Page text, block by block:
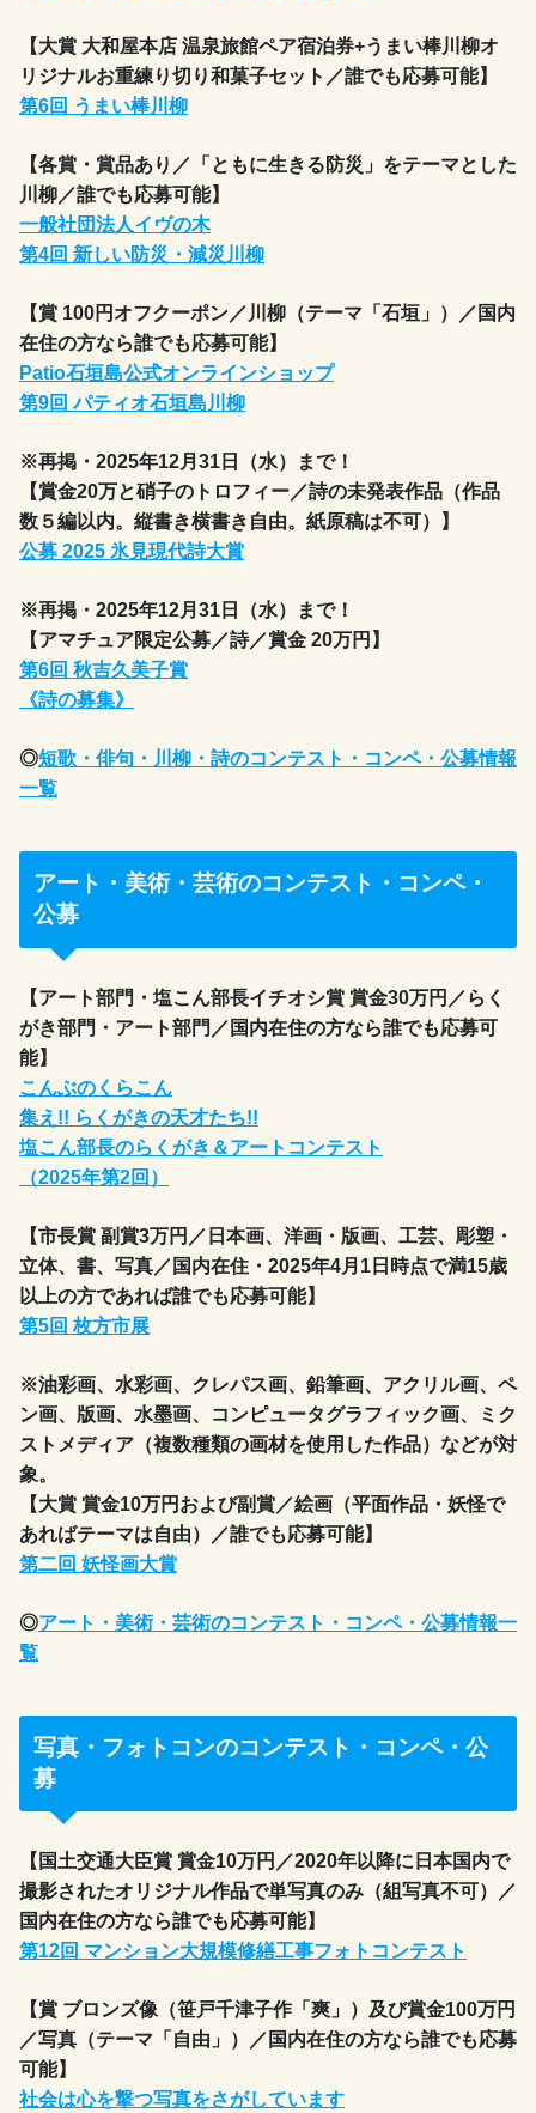
【大賞 大和屋本店 温泉旅館ペア宿泊券+うまい棒川柳オ
リジナルお重練り切り和菓子セット／誰でも応募可能】
第6回 うまい棒川柳
【各賞・賞品あり／「ともに生きる防災」をテーマとした
川柳／誰でも応募可能】
一般社団法人イヴの木
第4回 新しい防災・減災川柳
【賞 100円オフクーポン／川柳（テーマ「石垣」）／国内
在住の方なら誰でも応募可能】
Patio石垣島公式オンラインショップ
第9回 パティオ石垣島川柳
※再掲・2025年12月31日（水）まで！
【賞金20万と硝子のトロフィー／詩の未発表作品（作品
数５編以内。縦書き横書き自由。紙原稿は不可）】
公募 2025 氷見現代詩大賞
※再掲・2025年12月31日（水）まで！
【アマチュア限定公募／詩／賞金 20万円】
第6回 秋吉久美子賞
《詩の募集》
◎短歌・俳句・川柳・詩のコンテスト・コンペ・公募情報
一覧
アート・美術・芸術のコンテスト・コンペ・
公募
【アート部門・塩こん部長イチオシ賞 賞金30万円／らく
がき部門・アート部門／国内在住の方なら誰でも応募可
能】
こんぶのくらこん
集え!! らくがきの天才たち!!
塩こん部長のらくがき＆アートコンテスト
（2025年第2回）
【市長賞 副賞3万円／日本画、洋画・版画、工芸、彫塑・
立体、書、写真／国内在住・2025年4月1日時点で満15歳
以上の方であれば誰でも応募可能】
第5回 枚方市展
※油彩画、水彩画、クレパス画、鉛筆画、アクリル画、ペ
ン画、版画、水墨画、コンピュータグラフィック画、ミク
ストメディア（複数種類の画材を使用した作品）などが対
象。
【大賞 賞金10万円および副賞／絵画（平面作品・妖怪で
あればテーマは自由）／誰でも応募可能】
第二回 妖怪画大賞
◎アート・美術・芸術のコンテスト・コンペ・公募情報一
覧
写真・フォトコンのコンテスト・コンペ・公
募
【国土交通大臣賞 賞金10万円／2020年以降に日本国内で
撮影されたオリジナル作品で単写真のみ（組写真不可）／
国内在住の方なら誰でも応募可能】
第12回 マンション大規模修繕工事フォトコンテスト
【賞 ブロンズ像（笹戸千津子作「爽」）及び賞金100万円
／写真（テーマ「自由」）／国内在住の方なら誰でも応募
可能】
社会は心を撃つ写真をさがしています